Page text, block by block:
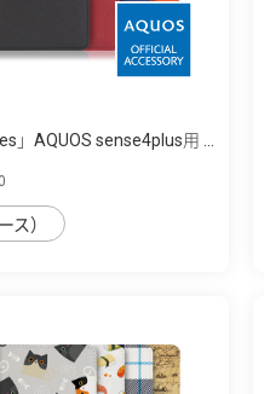
」AQUOS sense4plus用 ...
ス）